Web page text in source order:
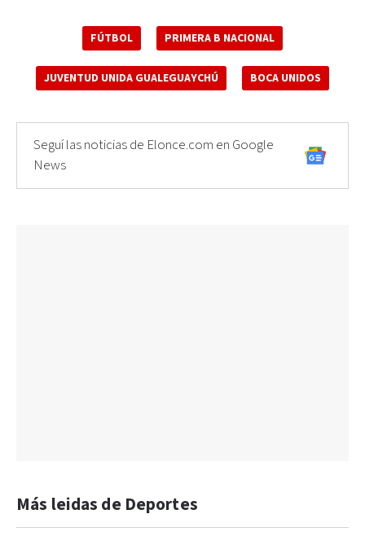
FÚTBOL PRIMERA B NACIONAL
JUVENTUD UNIDA GUALEGUAYCHÚ BOCA UNIDOS
Seguí las noticias de Elonce.com en Google
News
Más leidas de Deportes